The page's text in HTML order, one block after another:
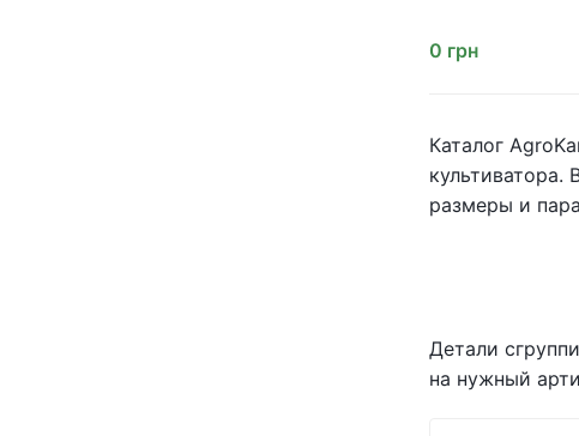
0 грн
Каталог
культиватора.
размеры и
Детали
на нужный